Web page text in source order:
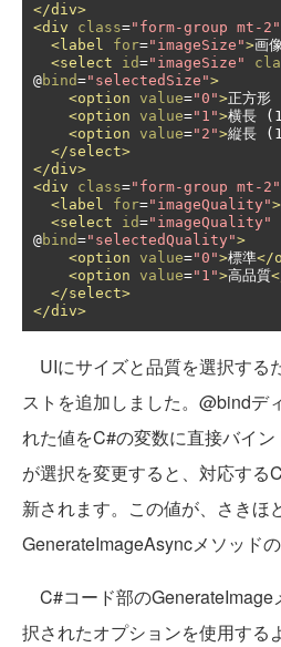
</div>
<div
class="form-group mt-2"
<label
for="imageSize">画
<select
id="imageSize"
@bind="selectedSize">
<option value="0">正方形
<option value="1">横長
<option value="2">縦長
</select>
</div>
<div
class="form-group mt-2"
<label
for="imageQuality">
<select
id="imageQuality"
@bind="selectedQuality">
<option value="0">標準</
<option value="1">高品質
</select>
</div>
UIにサイズと品質を選択する
ストを追加しました。@bindデ
れた値をC#の変数に直接バイ
が選択を変更すると、対応する
新されます。この値が、さきほ
GenerateImageAsyncメソッドの
C#コード部のGenerateImage
択されたオプションを使用する